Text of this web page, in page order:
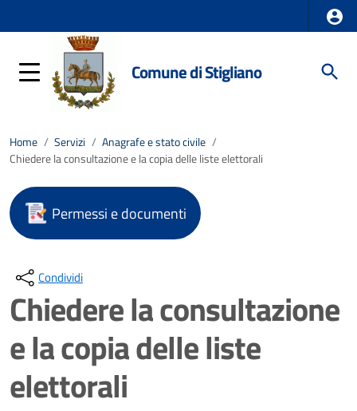
Comune di Stigliano
Home / Servizi / Anagrafe e stato civile /
Chiedere la consultazione e la copia delle liste elettorali
Permessi e documenti
Condividi
Chiedere la consultazione
e la copia delle liste
elettorali